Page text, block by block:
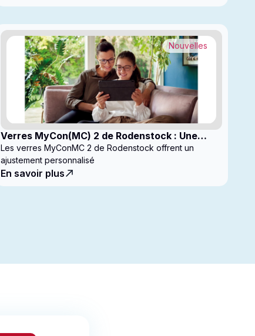
Verres MyCon(MC) 2 de Rodenstock : Une
nouvelle génération de verres pour
enfantsconçus pour le contrôle de la myopie
Nouvelles
Les verres MyConMC 2 de Rodenstock offrent un
ajustement personnalisé
En savoir plus